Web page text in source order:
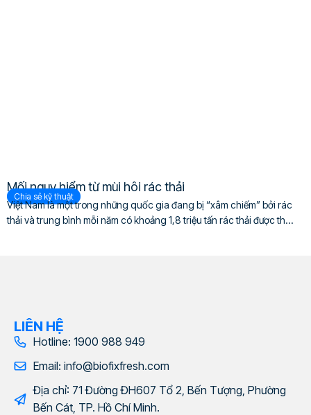
Mối nguy hiểm từ mùi hôi rác thải
Chia sẻ kỹ thuật
Việt Nam là một trong những quốc gia đang bị “xâm chiếm” bởi rác
thải và trung bình mỗi năm có khoảng 1,8 triệu tấn rác thải được th...
LIÊN HỆ
Hotline: 1900 988 949
Email: info@biofixfresh.com
Địa chỉ: 71 Đường ĐH607 Tổ 2, Bến Tượng, Phường
Bến Cát, TP. Hồ Chí Minh.